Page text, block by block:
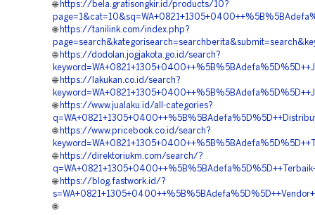
🌐 https://bela.gratisongkir.id/products/10?
🌐 https://tanilink.com/index.php?
🌐 https://dodolan.jogjakota.go.id/search?
🌐 https://lakukan.co.id/search?
🌐 https://www.jualaku.id/all-categories?
🌐 https://www.pricebook.co.id/search?
🌐 https://direktoriukm.com/search/?
🌐 https://blog.fastwork.id/?
🌐